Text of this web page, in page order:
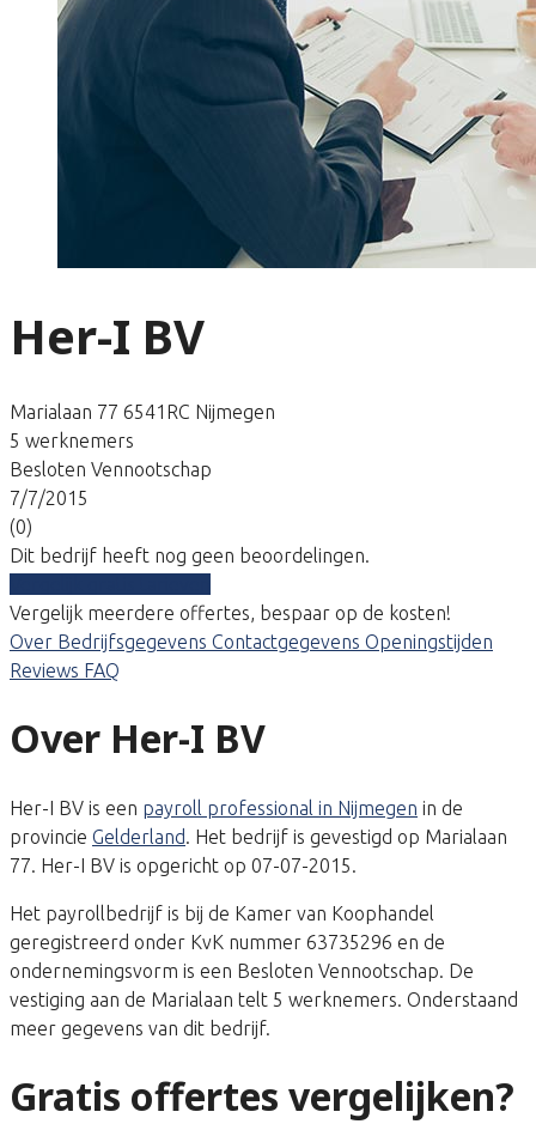
Her-I BV
Marialaan 77 6541RC Nijmegen
5 werknemers
Besloten Vennootschap
7/7/2015
(0)
Dit bedrijf heeft nog geen beoordelingen.
Vergelijk meerdere offertes, bespaar op de kosten!
Over Bedrijfsgegevens Contactgegevens Openingstijden
Reviews FAQ
Over Her-I BV
Her-I BV is een payroll professional in Nijmegen in de
provincie Gelderland. Het bedrijf is gevestigd op Marialaan
77. Her-I BV is opgericht op 07-07-2015.
Het payrollbedrijf is bij de Kamer van Koophandel
geregistreerd onder KvK nummer 63735296 en de
ondernemingsvorm is een Besloten Vennootschap. De
vestiging aan de Marialaan telt 5 werknemers. Onderstaand
meer gegevens van dit bedrijf.
Gratis offertes vergelijken?